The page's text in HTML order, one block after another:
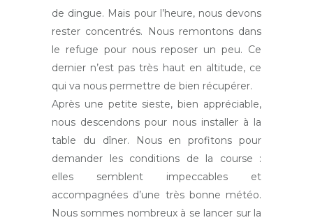
de dingue. Mais pour l’heure, nous devons
rester concentrés. Nous remontons dans
le refuge pour nous reposer un peu. Ce
dernier n’est pas très haut en altitude, ce
qui va nous permettre de bien récupérer.
Après une petite sieste, bien appréciable,
nous descendons pour nous installer à la
table du dîner. Nous en profitons pour
demander les conditions de la course :
elles semblent impeccables et
accompagnées d’une très bonne météo.
Nous sommes nombreux à se lancer sur la